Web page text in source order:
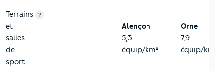
Terrains
et
salles
de
sport
?
Alençon
5,3
équip/km²
Orne
7,9
équip/km²